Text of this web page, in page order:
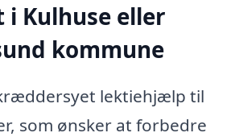
i Kulhuse eller
kommune
lektiehjælp til
som ønsker at forbedre